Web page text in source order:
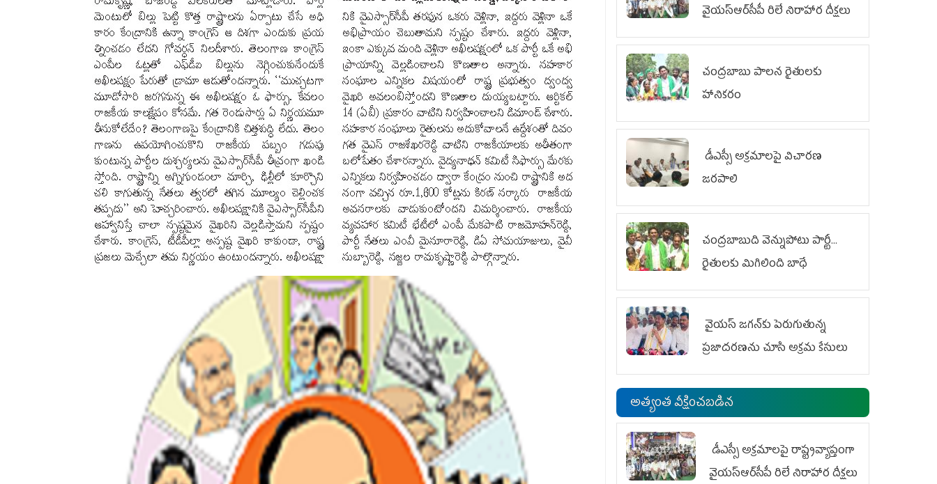
వైయ‌స్ఆర్‌సీపీ రిలే నిరాహార దీక్షలు
చంద్రబాబు పాలన రైతులకు
హానికరం
డీఎస్సీ అక్రమాలపై విచారణ
జరపాలి
చంద్రబాబుది వెన్నుపోటు పార్టీ...
రైతులకు మిగిలింది బాధే
వైయ‌స్ జగన్‌కు పెరుగుతున్న
ప్రజాదరణను చూసి అక్రమ కేసులు
అత్యంత వీక్షించబడిన
డీఎస్సీ అక్రమాలపై రాష్ట్రవ్యాప్తంగా
వైయ‌స్ఆర్‌సీపీ రిలే నిరాహార దీక్షలు